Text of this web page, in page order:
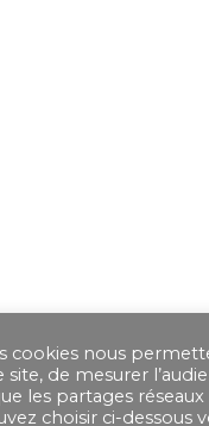
cookies nous
de mesurer
les partages réseaux
choisir ci-dessous